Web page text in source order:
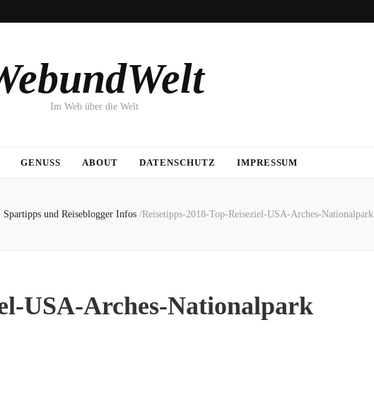
Im Web über die Welt
GENUSS ABOUT DATENSCHUTZ IMPRESSUM
Spartipps und Reiseblogger Infos /Reisetipps-2018-Top-Reiseziel-USA-Arches-Nationalpark
USA-Arches-Nationalpark